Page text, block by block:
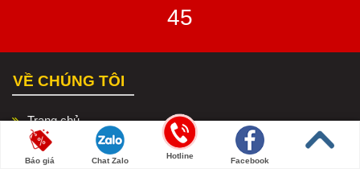
Báo giá Chat Zalo
Hotline
Facebook
45
VỀ CHÚNG TÔI
Trang chủ
Giới thiệu